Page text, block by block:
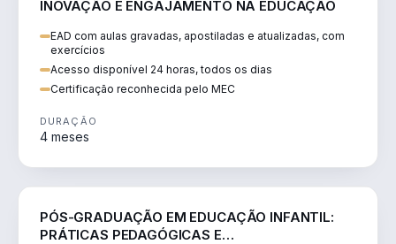
INOVAÇÃO E ENGAJAMENTO NA EDUCAÇÃO
EAD com aulas gravadas, apostiladas e atualizadas, com
exercícios
Acesso disponível 24 horas, todos os dias
Certificação reconhecida pelo MEC
DURAÇÃO
4 meses
PÓS-GRADUAÇÃO EM EDUCAÇÃO INFANTIL:
PRÁTICAS PEDAGÓGICAS E